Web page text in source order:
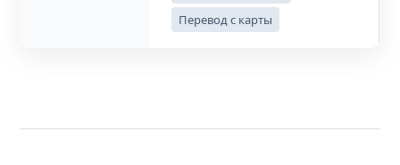
Перевод с карты